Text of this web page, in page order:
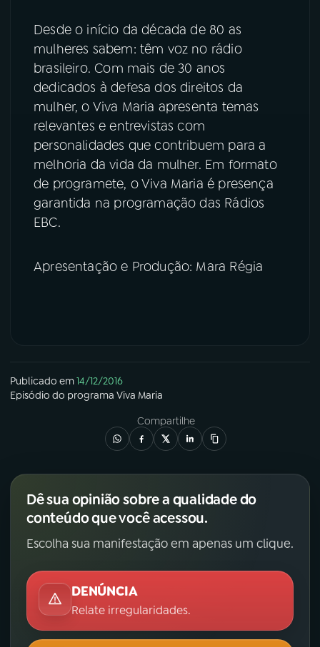
TikTok
Desde o início da década de 80 as
mulheres sabem: têm voz no rádio
brasileiro. Com mais de 30 anos
dedicados à defesa dos direitos da
mulher, o Viva Maria apresenta temas
relevantes e entrevistas com
personalidades que contribuem para a
melhoria da vida da mulher. Em formato
de programete, o Viva Maria é presença
garantida na programação das Rádios
EBC.
Apresentação e Produção: Mara Régia
Publicado em14/12/2016
Episódio do programa Viva Maria
Compartilhe
Dê sua opinião sobre a qualidade do
conteúdo que você acessou.
Escolha sua manifestação em apenas um clique.
DENÚNCIA
Relate irregularidades.